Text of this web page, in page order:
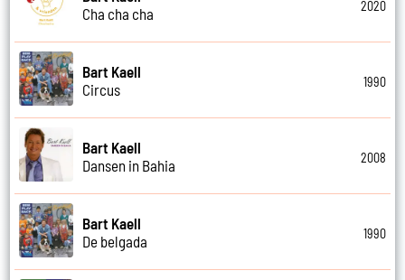
Cha cha cha
2020
Bart Kaell
Circus
1990
Bart Kaell
Dansen in Bahia
2008
Bart Kaell
De belgada
1990